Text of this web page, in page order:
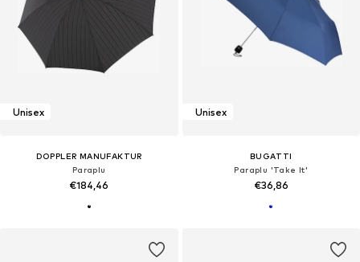
Unisex
DOPPLER MANUFAKTUR
Paraplu
€184,46
Unisex
BUGATTI
Paraplu 'Take It'
€36,86